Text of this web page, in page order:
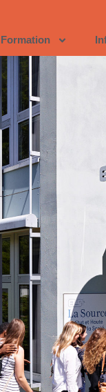
Formation